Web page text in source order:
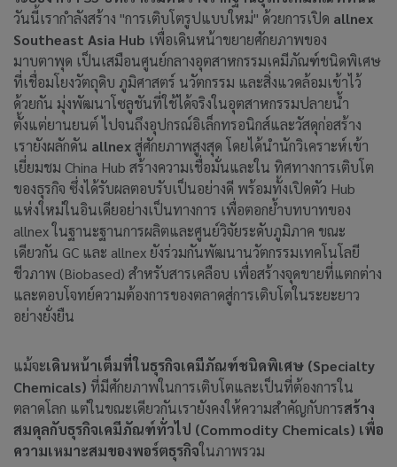
วันนี้เรากำลังสร้าง "การเติบโตรูปแบบใหม่" ด้วยการเปิด allnex
Southeast Asia Hub เพื่อเดินหน้าขยายศักยภาพของ
มาบตาพุด เป็นเสมือนศูนย์กลางอุตสาหกรรมเคมีภัณฑ์ชนิดพิเศษ
ที่เชื่อมโยงวัตถุดิบ ภูมิศาสตร์ นวัตกรรม และสิ่งแวดล้อมเข้าไว้
ด้วยกัน มุ่งพัฒนาโซลูชันที่ใช้ได้จริงในอุตสาหกรรมปลายน้ำ
ตั้งแต่ยานยนต์ ไปจนถึงอุปกรณ์อิเล็กทรอนิกส์และวัสดุก่อสร้าง
เรายังผลักดัน allnexสู่ศักยภาพสูงสุด โดยได้นำนักวิเคราะห์เข้า
เยี่ยมชม China Hub สร้างความเชื่อมั่นและใน ทิศทางการเติบโต
ของธุรกิจ ซึ่งได้รับผลตอบรับเป็นอย่างดี พร้อมทั้งเปิดตัว Hub
แห่งใหม่ในอินเดียอย่างเป็นทางการ เพื่อตอกย้ำบทบาทของ
allnex ในฐานะฐานการผลิตและศูนย์วิจัยระดับภูมิภาค ขณะ
เดียวกัน GC และ allnex ยังร่วมกันพัฒนานวัตกรรมเทคโนโลยี
ชีวภาพ (Biobased) สำหรับสารเคลือบ เพื่อสร้างจุดขายที่แตกต่าง
และตอบโจทย์ความต้องการของตลาดสู่การเติบโตในระยะยาว
อย่างยั่งยืน
แม้จะเดินหน้าเต็มที่ในธุรกิจเคมีภัณฑ์ชนิดพิเศษ (Specialty
Chemicals) ที่มีศักยภาพในการเติบโตและเป็นที่ต้องการใน
ตลาดโลก แต่ในขณะเดียวกันเรายังคงให้ความสำคัญกับการสร้าง
สมดุลกับธุรกิจเคมีภัณฑ์ทั่วไป (Commodity Chemicals) เพื่อ
ความเหมาะสมของพอร์ตธุรกิจในภาพรวม